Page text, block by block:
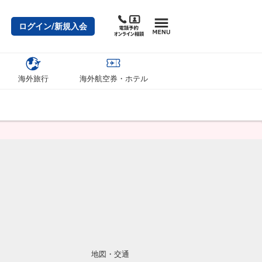
ログイン/新規入会
海外旅行 海外航空券・ホテル
地図・交通